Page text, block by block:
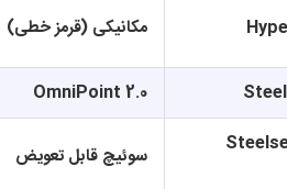
مکانیکی (قرمز خطی)
OmniPoint 2.0
سوئیچ قابل تعویض